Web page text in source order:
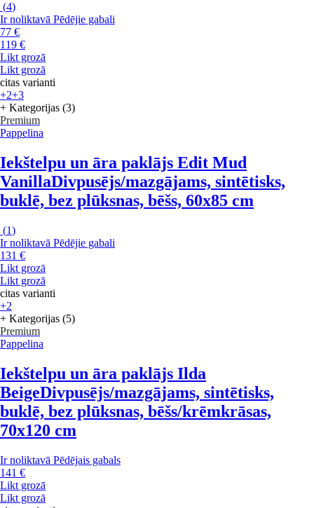
(4)
Ir noliktavā Pēdējie gabali
77 €
119 €
Likt grozā
Likt grozā
citas varianti
+2+3
+ Kategorijas (3)
Premium
Pappelina
Iekštelpu un āra paklājs Edit Mud
VanillaDivpusējs/mazgājams, sintētisks,
buklē, bez plūksnas, bēšs, 60x85 cm
(1)
Ir noliktavā Pēdējie gabali
131 €
Likt grozā
Likt grozā
citas varianti
+2
+ Kategorijas (5)
Premium
Pappelina
Iekštelpu un āra paklājs Ilda
BeigeDivpusējs/mazgājams, sintētisks,
buklē, bez plūksnas, bēšs/krēmkrāsas,
70x120 cm
Ir noliktavā Pēdējais gabals
141 €
Likt grozā
Likt grozā